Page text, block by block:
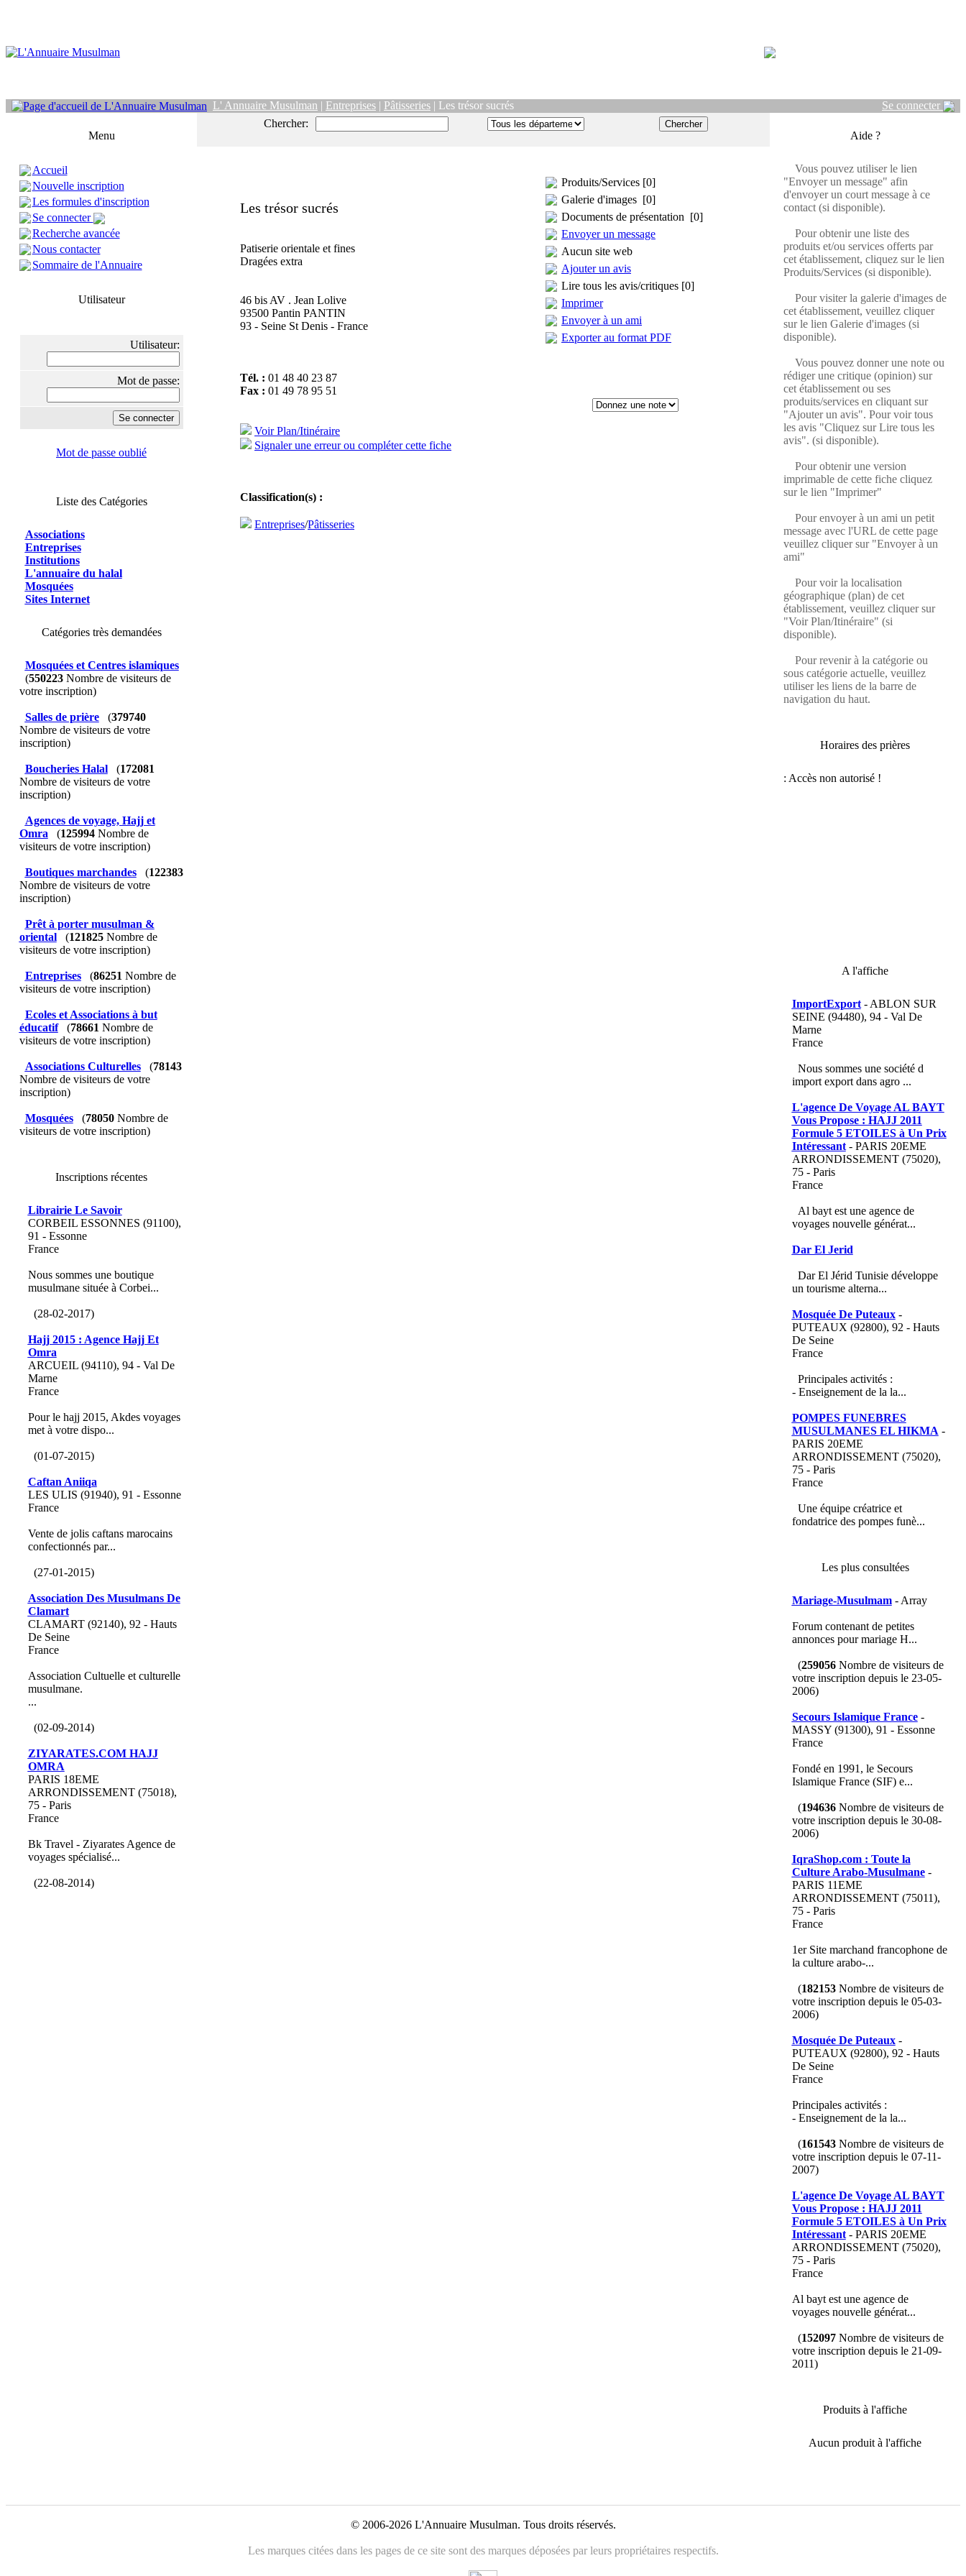
L' Annuaire Musulman | Entreprises | Pâtisseries | Les trésor sucrés Se connecter
Menu
Accueil
Nouvelle inscription
Les formules d'inscription
Se connecter
Recherche avancée
Nous contacter
Sommaire de l'Annuaire
Utilisateur
Utilisateur:
Mot de passe:
Mot de passe oublié
Liste des Catégories
Associations
Entreprises
Institutions
L'annuaire du halal
Mosquées
Sites Internet
Catégories très demandées
Mosquées et Centres islamiques
(550223Nombre de visiteurs de
votre inscription)
Salles de prière (379740
Nombre de visiteurs de votre
inscription)
Boucheries Halal (172081
Nombre de visiteurs de votre
inscription)
Agences de voyage, Hajj et
Omra
(125994Nombre de
visiteurs de votre inscription)
Boutiques marchandes (122383
Nombre de visiteurs de votre
inscription)
Prêt à porter musulman &
oriental
(121825Nombre de
visiteurs de votre inscription)
Entreprises (86251 Nombre de
visiteurs de votre inscription)
Ecoles et Associations à but
éducatif
(78661 Nombre de
visiteurs de votre inscription)
Associations Culturelles (78143
Nombre de visiteurs de votre
inscription)
Mosquées (78050Nombre de
visiteurs de votre inscription)
Inscriptions récentes
Librairie Le Savoir
CORBEIL ESSONNES (91100),
91 - Essonne
France
Nous sommes une boutique
musulmane située à Corbei...
(28-02-2017)
Hajj 2015 : Agence Hajj Et
Omra
ARCUEIL (94110), 94 - Val De
Marne
France
Pour le hajj 2015, Akdes voyages
met à votre dispo...
(01-07-2015)
Caftan Aniiqa
LES ULIS (91940), 91 - Essonne
France
Vente de jolis caftans marocains
confectionnés par...
(27-01-2015)
Association Des Musulmans De
Clamart
CLAMART (92140), 92 - Hauts
De Seine
France
Association Cultuelle et culturelle
musulmane.
...
(02-09-2014)
ZIYARATES.COM HAJJ
OMRA
PARIS 18EME
ARRONDISSEMENT (75018),
75 - Paris
France
Bk Travel - Ziyarates Agence de
voyages spécialisé...
(22-08-2014)
Chercher:
Les trésor sucrés
Patiserie orientale et fines
Dragées extra
46 bis AV . Jean Lolive
93500 Pantin PANTIN
93 - Seine St Denis - France
Tél. : 01 48 40 23 87
Fax : 01 49 78 95 51
Voir Plan/Itinéraire
Signaler une erreur ou compléter cette fiche
Classification(s) :
Entreprises/Pâtisseries
Produits/Services [0]
Galerie d'images [0]
Documents de présentation [0]
Envoyer un message
Aucun site web
Ajouter un avis
Lire tous les avis/critiques [0]
Imprimer
Envoyer à un ami
Exporter au format PDF
Aide ?
Vous pouvez utiliser le lien
"Envoyer un message" afin
d'envoyer un court message à ce
contact (si disponible).
Pour obtenir une liste des
produits et/ou services offerts par
cet établissement, cliquez sur le lien
Produits/Services (si disponible).
Pour visiter la galerie d'images de
cet établissement, veuillez cliquer
sur le lien Galerie d'images (si
disponible).
Vous pouvez donner une note ou
rédiger une critique (opinion) sur
cet établissement ou ses
produits/services en cliquant sur
"Ajouter un avis". Pour voir tous
les avis "Cliquez sur Lire tous les
avis". (si disponible).
Pour obtenir une version
imprimable de cette fiche cliquez
sur le lien "Imprimer"
Pour envoyer à un ami un petit
message avec l'URL de cette page
veuillez cliquer sur "Envoyer à un
ami"
Pour voir la localisation
géographique (plan) de cet
établissement, veuillez cliquer sur
"Voir Plan/Itinéraire" (si
disponible).
Pour revenir à la catégorie ou
sous catégorie actuelle, veuillez
utiliser les liens de la barre de
navigation du haut.
Horaires des prières
A l'affiche
ImportExport- ABLON SUR
SEINE (94480), 94 - Val De
Marne
France
Nous sommes une société d
import export dans agro ...
L'agence De Voyage AL BAYT
Vous Propose : HAJJ 2011
Formule 5 ETOILES à Un Prix
Intéressant- PARIS 20EME
ARRONDISSEMENT (75020),
75 - Paris
France
Al bayt est une agence de
voyages nouvelle générat...
Dar El Jerid
Dar El Jérid Tunisie développe
un tourisme alterna...
Mosquée De Puteaux-
PUTEAUX (92800), 92 - Hauts
De Seine
France
Principales activités :
- Enseignement de la la...
POMPES FUNEBRES
MUSULMANES EL HIKMA -
PARIS 20EME
ARRONDISSEMENT (75020),
75 - Paris
France
Une équipe créatrice et
fondatrice des pompes funè...
Les plus consultées
Mariage-Musulmam- Array
Forum contenant de petites
annonces pour mariage H...
(259056Nombre de visiteurs de
votre inscription depuis le 23-05-
2006)
Secours Islamique France-
MASSY (91300), 91 - Essonne
France
Fondé en 1991, le Secours
Islamique France (SIF) e...
(194636Nombre de visiteurs de
votre inscription depuis le 30-08-
2006)
IqraShop.com : Toute la
Culture Arabo-Musulmane-
PARIS 11EME
ARRONDISSEMENT (75011),
75 - Paris
France
1er Site marchand francophone de
la culture arabo-...
(182153Nombre de visiteurs de
votre inscription depuis le 05-03-
2006)
Mosquée De Puteaux-
PUTEAUX (92800), 92 - Hauts
De Seine
France
Principales activités :
- Enseignement de la la...
(161543Nombre de visiteurs de
votre inscription depuis le 07-11-
2007)
L'agence De Voyage AL BAYT
Vous Propose : HAJJ 2011
Formule 5 ETOILES à Un Prix
Intéressant- PARIS 20EME
ARRONDISSEMENT (75020),
75 - Paris
France
Al bayt est une agence de
voyages nouvelle générat...
(152097Nombre de visiteurs de
votre inscription depuis le 21-09-
2011)
Produits à l'affiche
Aucun produit à l'affiche
© 2006-2026 L'Annuaire Musulman. Tous droits réservés.
Les marques citées dans les pages de ce site sont des marques déposées par leurs propriétaires respectifs.